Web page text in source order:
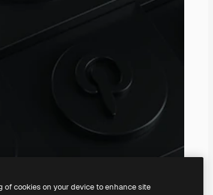
of cookies on your device to enhance site